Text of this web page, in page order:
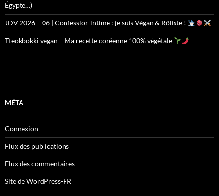
Égypte…)
JDV 2026 – 06 | Confession intime : je suis Végan & Rôliste !
Tteokbokki vegan – Ma recette coréenne 100% végétale
MÉTA
Connexion
Flux des publications
Flux des commentaires
Site de WordPress-FR